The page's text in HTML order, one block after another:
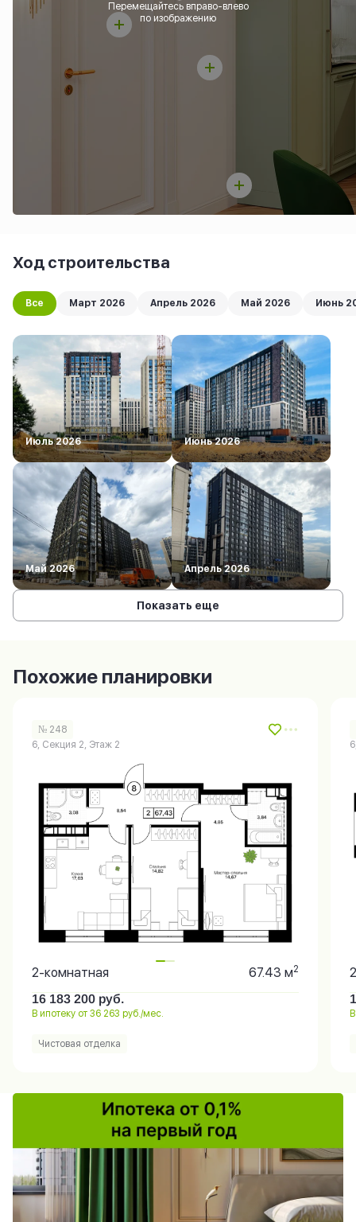
Перемещайтесь вправо-влево
по изображению
Ход строительства
Все Март 2026 Апрель 2026 Май 2026 Июнь
Июль 2026 Июнь 2026
Май 2026 Апрель 2026
Показать еще
Похожие планировки
№ 248
6, Секция 2, Этаж 2
2-комнатная 67.43 м2
16 183 200 руб.
В ипотеку от 36 263 руб./мес.
Чистовая отделка